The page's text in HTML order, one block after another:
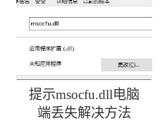
提示msocfu.dll电脑
端丢失解决方法